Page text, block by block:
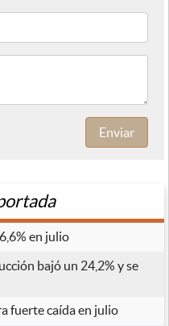
Enviar
en julio
bajó un 24,2% y se
fuerte caída en julio